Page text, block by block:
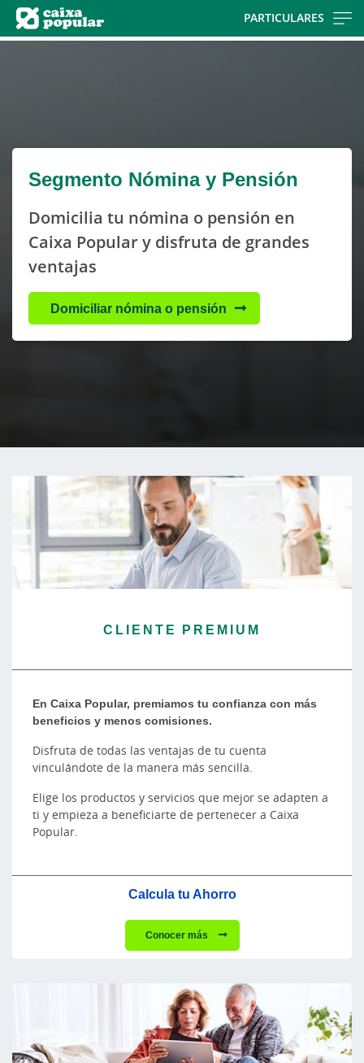
PARTICULARES
Segmento Nómina y Pensión
Domicilia tu nómina o pensión en
Caixa Popular y disfruta de grandes
ventajas
Domiciliar nómina o pensión
CLIENTE PREMIUM
En Caixa Popular, premiamos tu confianza con más
beneficios y menos comisiones.
Disfruta de todas las ventajas de tu cuenta
vinculándote de la manera más sencilla.
Elige los productos y servicios que mejor se adapten a
ti y empieza a beneficiarte de pertenecer a Caixa
Popular.
Calcula tu Ahorro
Conocer más